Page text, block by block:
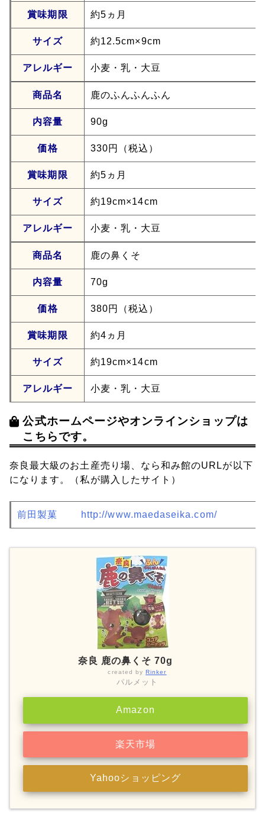
賞味期限 約5ヵ月
サイズ 約12.5cm×9cm
アレルギー 小麦・乳・大豆
商品名 鹿のふんふんふん
内容量 90g
価格 330円（税込）
賞味期限 約5ヵ月
サイズ 約19cm×14cm
アレルギー 小麦・乳・大豆
商品名 鹿の鼻くそ
内容量 70g
価格 380円（税込）
賞味期限 約4ヵ月
サイズ 約19cm×14cm
アレルギー 小麦・乳・大豆
公式ホームページやオンラインショップは
こちらです。
奈良最大級のお土産売り場、なら和み館のURLが以下
になります。（私が購入したサイト）
前田製菓 http://www.maedaseika.com/
奈良 鹿の鼻くそ 70g
created byRinker
パルメット
Amazon
楽天市場
Yahooショッピング